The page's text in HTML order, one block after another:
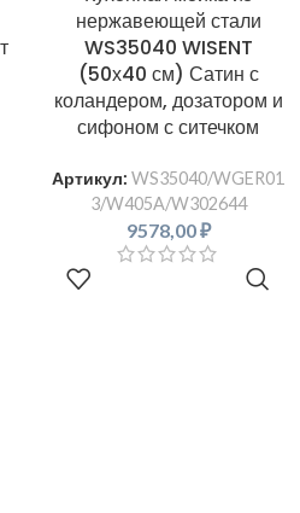
нержавеющей стали
WS35040 WISENT
(50х40 см) Сатин с
коландером, дозатором и
сифоном с ситечком
Артикул: WS35040/WGER01
3/W405A/W302644
9578,00₽